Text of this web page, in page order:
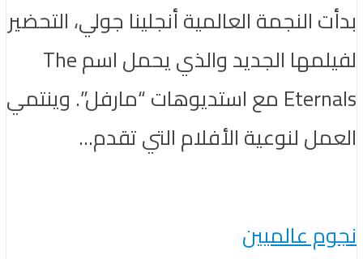
بدأت النجمة العالمية أنجلينا جولي، التحضير
لفيلمها الجديد والذي يحمل اسم The
Eternals مع استديوهات “مارفل”. وينتمي
العمل لنوعية الأفلام التي تقدم...
نجوم عالميين